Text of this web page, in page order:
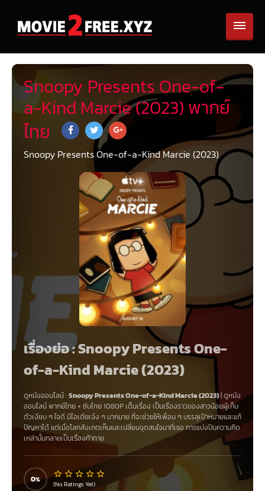
Snoopy Presents One-of-
a-Kind Marcie (2023) พากย์
ไทย
Snoopy Presents One-of-a-Kind Marcie (2023)
เรื่องย่อ : Snoopy Presents One-
of-a-Kind Marcie (2023)
ดูหนังออนไลน์ :Snoopy Presents One-of-a-Kind Marcie (2023)|ดูหนัง
ออนไลน์พากย์ไทย + ซับไทย 1080P เต็มเรื่อง เป็นเรื่องราวของสาวน้อยผู้เก็บ
ตัวเงียบ ๆ ใจดี มีไอเดียเจ๋ง ๆ มากมาย ที่จะช่วยให้เพื่อน ๆ บรรลุเป้าหมายและแก้
ปัญหาได้ แต่เมื่อโลกสังเกตเห็นและเปลี่ยนจุดสนใจมาที่เธอ การแบ่งปันความคิด
เหล่านั้นกลายเป็นเรื่องท้าทาย
0 (No Ratings Yet)